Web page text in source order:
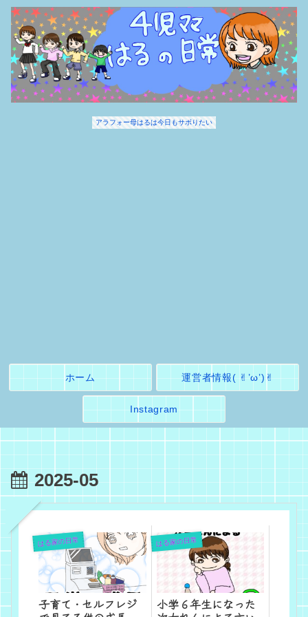
アラフォー母はるは今日もサボりたい
ホーム 運営者情報( ✌︎’ω’)✌︎
Instagram
2025-05
はる家の日常
子育て・セルフレジ
はる家の日常
小学６年生になった